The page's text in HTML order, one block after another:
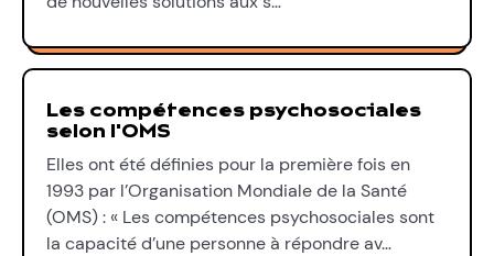
Les compétences psychosociales
selon l'OMS
Elles ont été définies pour la première fois en
1993 par l’Organisation Mondiale de la Santé
(OMS) : « Les compétences psychosociales sont
la capacité d’une personne à répondre av…